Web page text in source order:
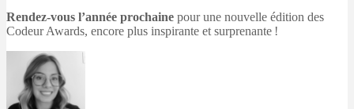
Rendez-vous l’année prochaine pour une nouvelle édition des
Codeur Awards, encore plus inspirante et surprenante !